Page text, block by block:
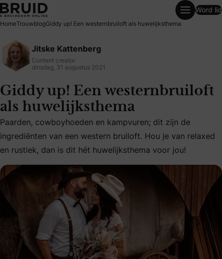
Giddy up! Een westernbruiloft als huwelijksthema
Word lid
HomeTrouwblogGiddy up! Een westernbruiloft als huwelijksthema
Jitske Kattenberg
Content creator
dinsdag, 31 augustus 2021
Giddy up! Een westernbruiloft
als huwelijksthema
Paarden, cowboyhoeden en kampvuren; dit zijn de
Paarden, cowboyhoeden en kampvuren; dit zijn de
ingrediënten van een western bruiloft. Hou je van relaxed
en rustiek, dan is dit hét huwelijksthema voor jou!